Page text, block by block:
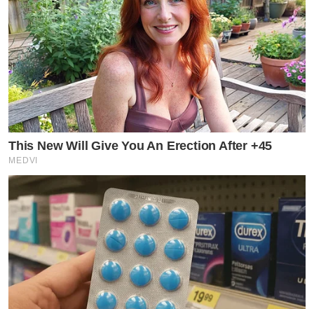
This New Will Give You An Erection After +45
MEDVI